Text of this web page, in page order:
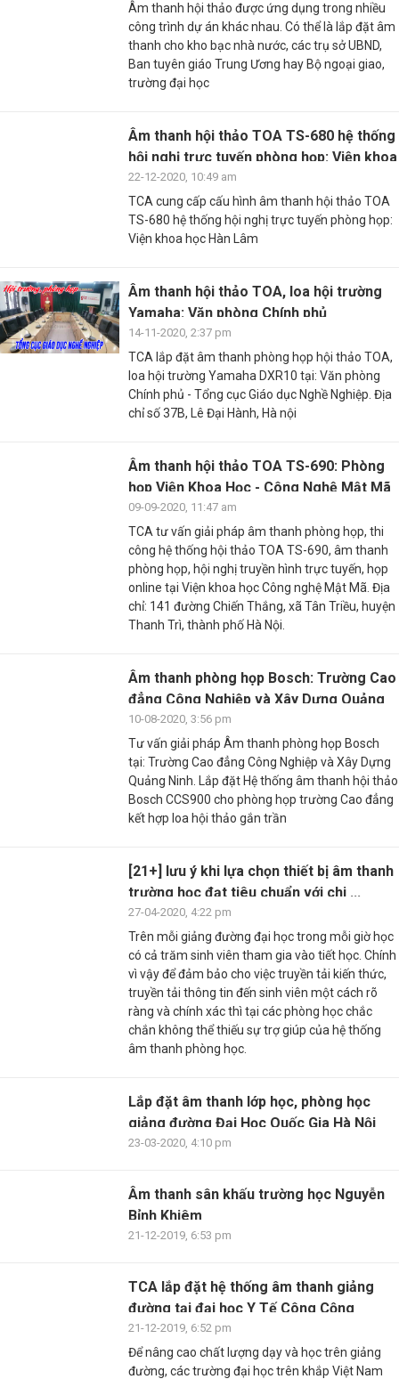
Âm thanh hội thảo được ứng dụng trong nhiều
công trình dự án khác nhau. Có thể là lắp đặt âm
thanh cho kho bạc nhà nước, các trụ sở UBND,
Ban tuyên giáo Trung Ương hay Bộ ngoại giao,
trường đại học
Âm thanh hội thảo TOA TS-680 hệ thống
hội nghị trực tuyến phòng họp: Viện khoa
...
22-12-2020, 10:49 am
TCA cung cấp cấu hình âm thanh hội thảo TOA
TS-680 hệ thống hội nghị trực tuyến phòng họp:
Viện khoa học Hàn Lâm
Âm thanh hội thảo TOA, loa hội trường
Yamaha: Văn phòng Chính phủ
14-11-2020, 2:37 pm
TCA lắp đặt âm thanh phòng họp hội thảo TOA,
loa hội trường Yamaha DXR10 tại: Văn phòng
Chính phủ - Tổng cục Giáo dục Nghề Nghiệp. Địa
chỉ số 37B, Lê Đại Hành, Hà nội
Âm thanh hội thảo TOA TS-690: Phòng
họp Viện Khoa Học - Công Nghệ Mật Mã
09-09-2020, 11:47 am
TCA tư vấn giải pháp âm thanh phòng họp, thi
công hệ thống hội thảo TOA TS-690, âm thanh
phòng họp, hội nghị truyền hình trực tuyến, họp
online tại Viện khoa học Công nghệ Mật Mã. Địa
chỉ: 141 đường Chiến Thắng, xã Tân Triều, huyện
Thanh Trì, thành phố Hà Nội.
Âm thanh phòng họp Bosch: Trường Cao
đẳng Công Nghiệp và Xây Dựng Quảng
Ninh
10-08-2020, 3:56 pm
Tư vấn giải pháp Âm thanh phòng họp Bosch
tại: Trường Cao đẳng Công Nghiệp và Xây Dựng
Quảng Ninh. Lắp đặt Hệ thống âm thanh hội thảo
Bosch CCS900 cho phòng họp trường Cao đẳng
kết hợp loa hội thảo gắn trần
[21+] lưu ý khi lựa chọn thiết bị âm thanh
trường học đạt tiêu chuẩn với chi ...
27-04-2020, 4:22 pm
Trên mỗi giảng đường đại học trong mỗi giờ học
có cả trăm sinh viên tham gia vào tiết học. Chính
vì vậy để đảm bảo cho việc truyền tải kiến thức,
truyền tải thông tin đến sinh viên một cách rõ
ràng và chính xác thì tại các phòng học chắc
chắn không thể thiếu sự trợ giúp của hệ thống
âm thanh phòng học.
Lắp đặt âm thanh lớp học, phòng học
giảng đường Đại Học Quốc Gia Hà Nội
23-03-2020, 4:10 pm
Âm thanh sân khấu trường học Nguyễn
Bỉnh Khiêm
21-12-2019, 6:53 pm
TCA lắp đặt hệ thống âm thanh giảng
đường tại đại học Y Tế Công Cộng
21-12-2019, 6:52 pm
Để nâng cao chất lượng dạy và học trên giảng
đường, các trường đại học trên khắp Việt Nam